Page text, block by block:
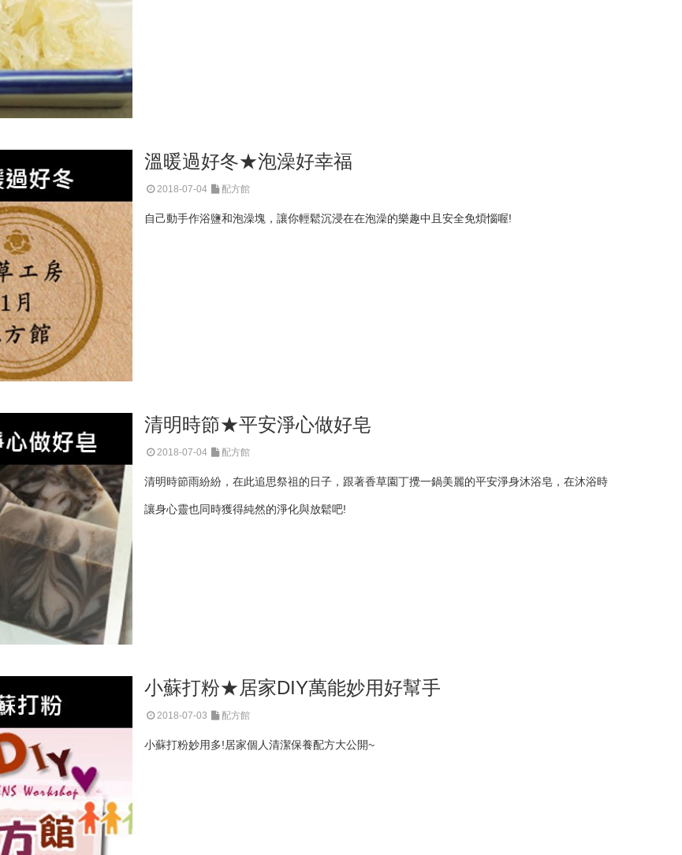
溫暖過好冬★泡澡好幸福
2018-07-04 配方館
自己動手作浴鹽和泡澡塊，讓你輕鬆沉浸在在泡澡的樂趣中且安全免煩惱喔!
清明時節★平安淨心做好皂
2018-07-04 配方館
清明時節雨紛紛，在此追思祭祖的日子，跟著香草園丁攪一鍋美麗的平安淨身沐浴皂，在沐浴時
讓身心靈也同時獲得純然的淨化與放鬆吧!
小蘇打粉★居家DIY萬能妙用好幫手
2018-07-03 配方館
小蘇打粉妙用多!居家個人清潔保養配方大公開~